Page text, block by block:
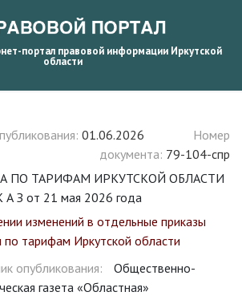
портал правовой информации Иркутской
области
01.06.2026
Номер
документа: 79-104-спр
ПО ТАРИФАМ ИРКУТСКОЙ ОБЛАСТИ
З от 21 мая 2026 года
изменений в отдельные приказы
тарифам Иркутской области
опубликования:
Общественно-
газета «Областная»